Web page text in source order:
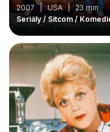
2007 | USA | 23 min
Seriály / Sitcom /